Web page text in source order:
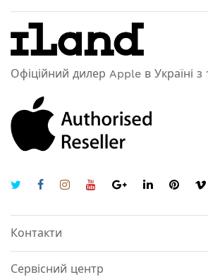
Офіційний дилер Apple в Україні з
Контакти
Сервісний центр